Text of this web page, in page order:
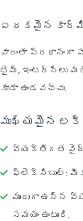
ఏ రకమైన
వారంతా ప్రధానంగా
టైమ్, ఇంటర్న్‌లు
కూడా ఉండవచ్చు.
ముఖ్యమైన
వ్యక్తిగత
ఫ్లెక్సిబుల్:
ముందుగా ఉన్న
సమయం ఉంటుంది.